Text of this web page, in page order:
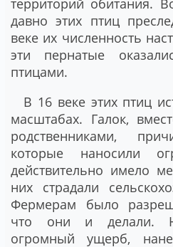
территорий обитания.
давно этих птиц
веке их численность
эти пернатые
птицами.
В 16 веке этих птиц
масштабах. Галок,
родственниками,
которые наносили
действительно имело
них страдали
Фермерам было
что они и делали.
огромный ущерб,